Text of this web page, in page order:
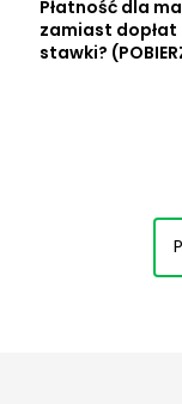
Płatność dla
zamiast dopłat
stawki?